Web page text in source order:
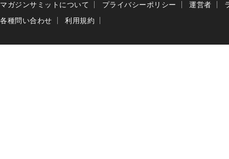
マガジンサミットについて プライバシーポリシー 運営者
各種問い合わせ
利用規約